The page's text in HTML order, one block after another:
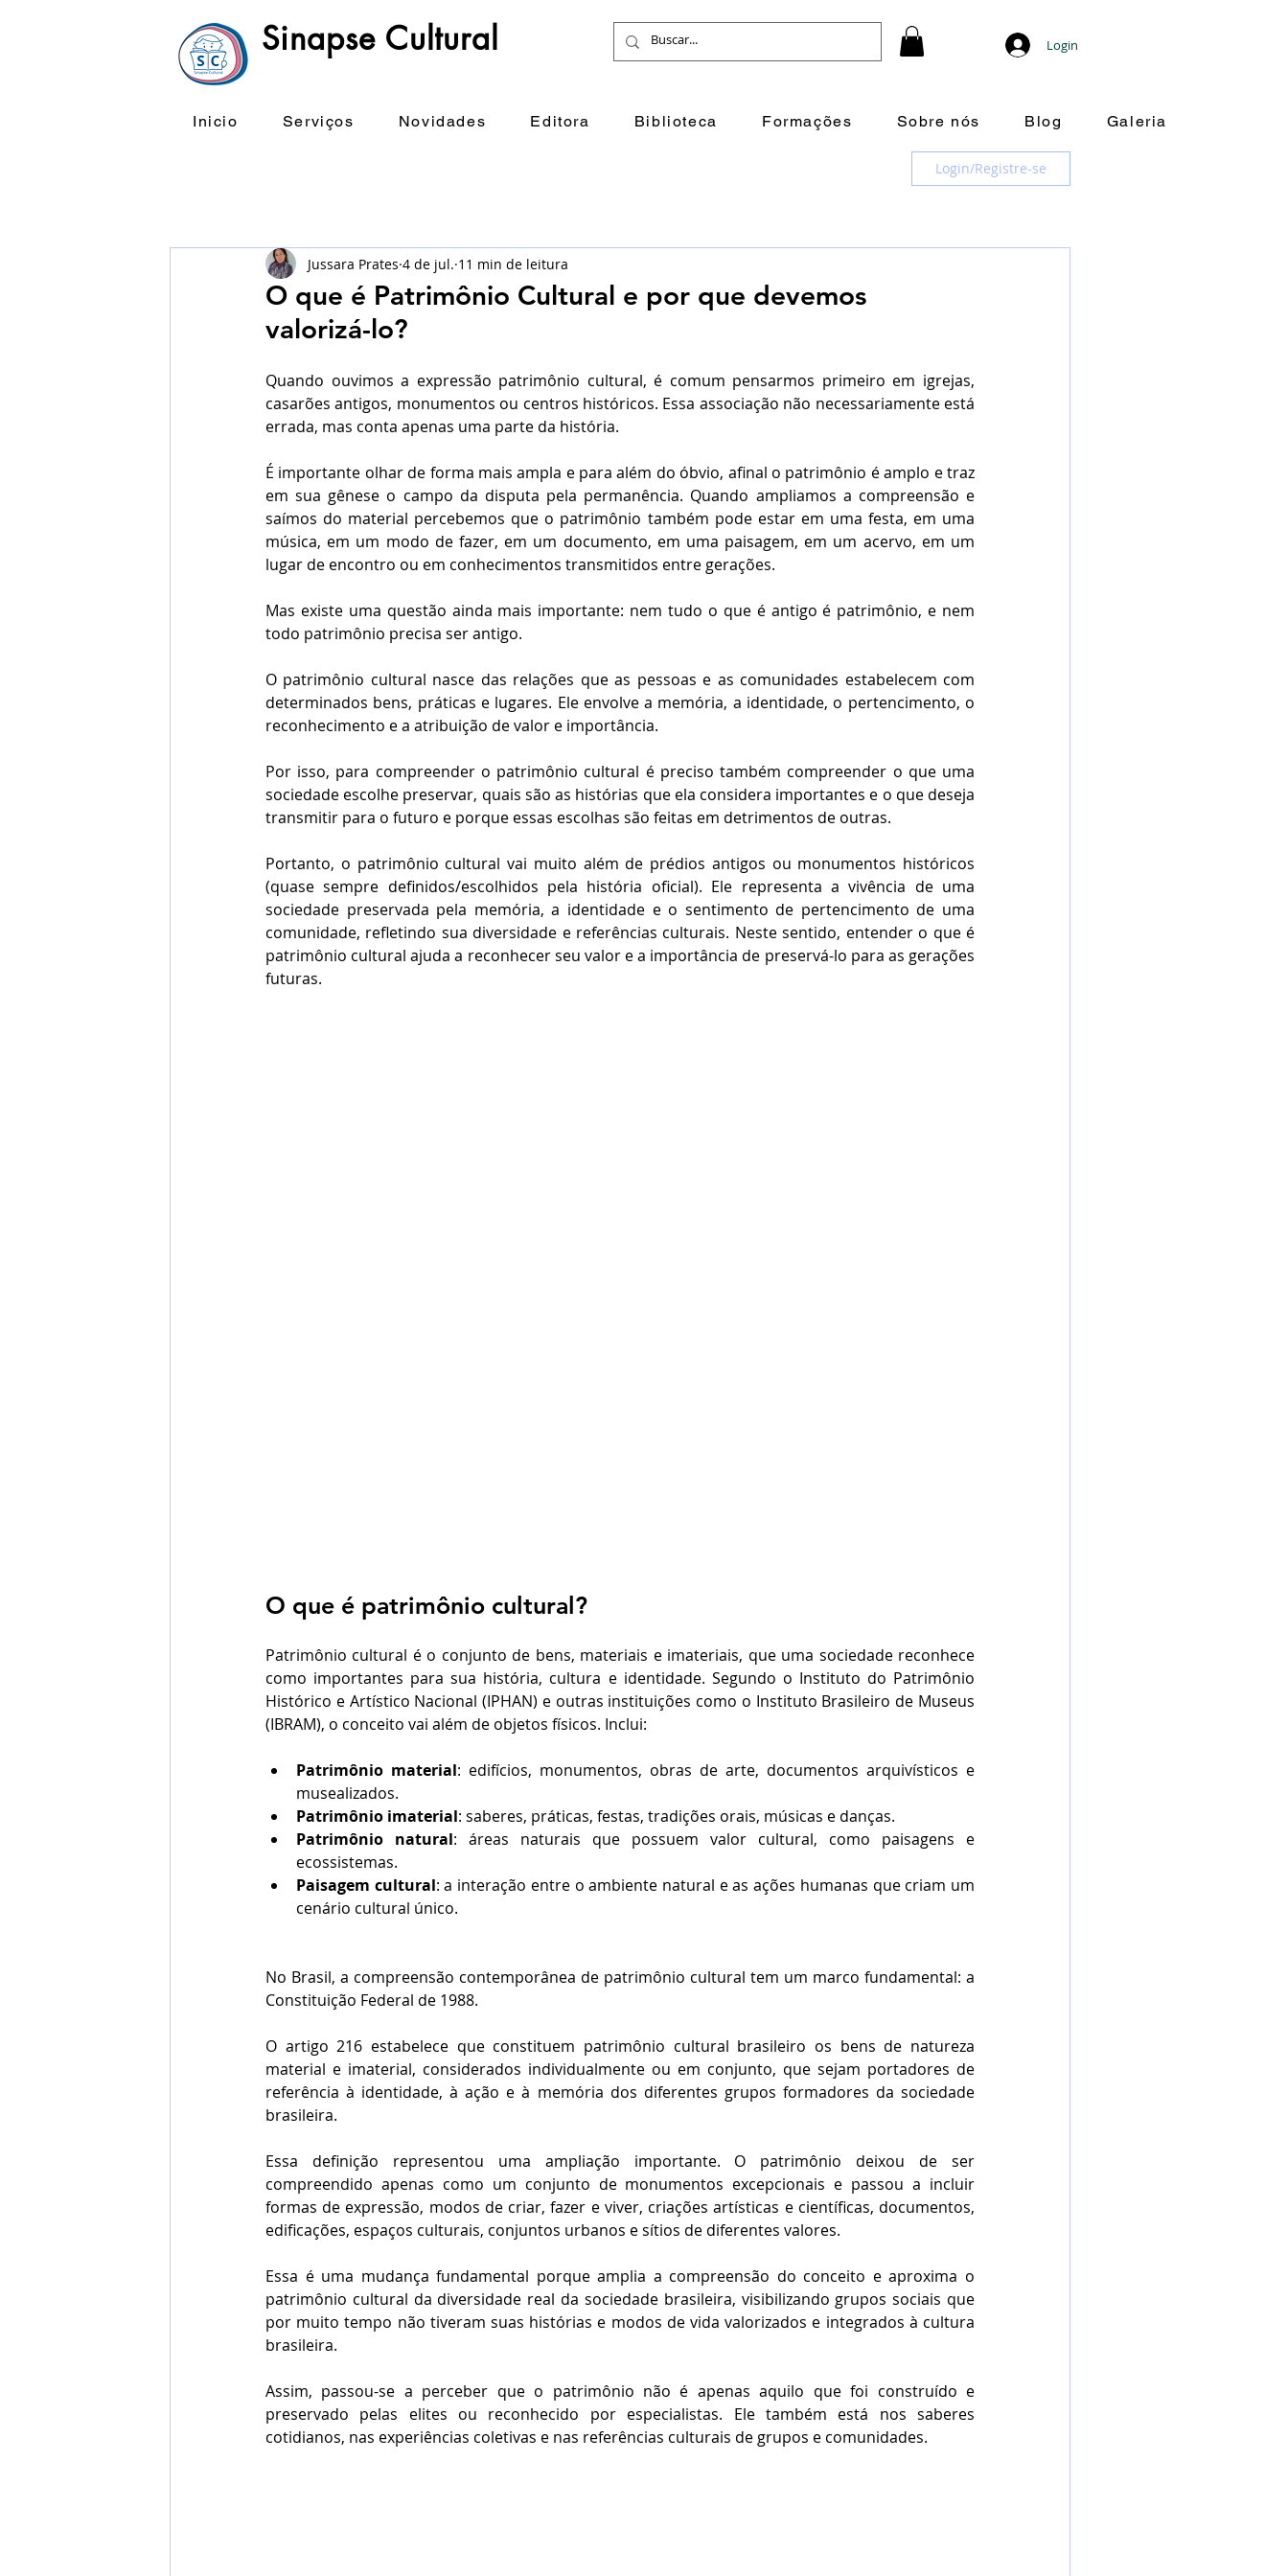
Sinapse Cultural Login
Inicio Serviços Novidades Editora Biblioteca Formações Sobre nós Blog Galeria
Login/Registre-se
O que é Patrimônio Cultural e por que devemos
valorizá-lo?
Jussara Prates 4 de jul. 11 min de leitura
Quando ouvimos a expressão patrimônio cultural, é comum pensarmos primeiro em igrejas,
casarões antigos, monumentos ou centros históricos. Essa associação não necessariamente está
errada, mas conta apenas uma parte da história.
É importante olhar de forma mais ampla e para além do óbvio, afinal o patrimônio é amplo e traz
em sua gênese o campo da disputa pela permanência. Quando ampliamos a compreensão e
saímos do material percebemos que o patrimônio também pode estar em uma festa, em uma
música, em um modo de fazer, em um documento, em uma paisagem, em um acervo, em um
lugar de encontro ou em conhecimentos transmitidos entre gerações.
Mas existe uma questão ainda mais importante: nem tudo o que é antigo é patrimônio, e nem
todo patrimônio precisa ser antigo.
O patrimônio cultural nasce das relações que as pessoas e as comunidades estabelecem com
determinados bens, práticas e lugares. Ele envolve a memória, a identidade, o pertencimento, o
reconhecimento e a atribuição de valor e importância.
Por isso, para compreender o patrimônio cultural é preciso também compreender o que uma
sociedade escolhe preservar, quais são as histórias que ela considera importantes e o que deseja
transmitir para o futuro e porque essas escolhas são feitas em detrimentos de outras.
Portanto, o patrimônio cultural vai muito além de prédios antigos ou monumentos históricos
(quase sempre definidos/escolhidos pela história oficial). Ele representa a vivência de uma
sociedade preservada pela memória, a identidade e o sentimento de pertencimento de uma
comunidade, refletindo sua diversidade e referências culturais. Neste sentido, entender o que é
patrimônio cultural ajuda a reconhecer seu valor e a importância de preservá-lo para as gerações
futuras.
O que é patrimônio cultural?
Patrimônio cultural é o conjunto de bens, materiais e imateriais, que uma sociedade reconhece
como importantes para sua história, cultura e identidade. Segundo o Instituto do Patrimônio
Histórico e Artístico Nacional (IPHAN) e outras instituições como o Instituto Brasileiro de Museus
(IBRAM), o conceito vai além de objetos físicos. Inclui:
Patrimônio material: edifícios, monumentos, obras de arte, documentos arquivísticos e
musealizados.
Patrimônio imaterial: saberes, práticas, festas, tradições orais, músicas e danças.
Patrimônio natural: áreas naturais que possuem valor cultural, como paisagens e
ecossistemas.
Paisagem cultural: a interação entre o ambiente natural e as ações humanas que criam um
cenário cultural único.
No Brasil, a compreensão contemporânea de patrimônio cultural tem um marco fundamental: a
Constituição Federal de 1988.
O artigo 216 estabelece que constituem patrimônio cultural brasileiro os bens de natureza
material e imaterial, considerados individualmente ou em conjunto, que sejam portadores de
referência à identidade, à ação e à memória dos diferentes grupos formadores da sociedade
brasileira.
Essa definição representou uma ampliação importante. O patrimônio deixou de ser
compreendido apenas como um conjunto de monumentos excepcionais e passou a incluir
formas de expressão, modos de criar, fazer e viver, criações artísticas e científicas, documentos,
edificações, espaços culturais, conjuntos urbanos e sítios de diferentes valores.
Essa é uma mudança fundamental porque amplia a compreensão do conceito e aproxima o
patrimônio cultural da diversidade real da sociedade brasileira, visibilizando grupos sociais que
por muito tempo não tiveram suas histórias e modos de vida valorizados e integrados à cultura
brasileira.
Assim, passou-se a perceber que o patrimônio não é apenas aquilo que foi construído e
preservado pelas elites ou reconhecido por especialistas. Ele também está nos saberes
cotidianos, nas experiências coletivas e nas referências culturais de grupos e comunidades.